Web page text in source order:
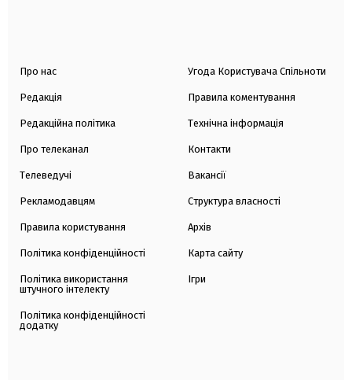
Про нас
Редакція
Редакційна політика
Про телеканал
Телеведучі
Рекламодавцям
Правила користування
Політика конфіденційності
Політика використання
штучного інтелекту
Політика конфіденційності
додатку
Угода Користувача Спільноти
Правила коментування
Технічна інформація
Контакти
Вакансії
Структура власності
Архів
Карта сайту
Ігри